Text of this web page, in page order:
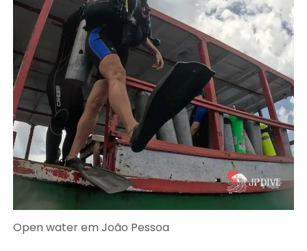
Open water em João Pessoa